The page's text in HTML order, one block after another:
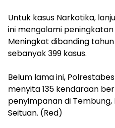
‎Untuk kasus Narkotika,
ini mengalami
‎Meningkat dibanding
sebanyak 399 kasus.
Belum lama ini,
menyita 135 kendaraan
penyimpanan di Tembung,
Seituan. (Red)